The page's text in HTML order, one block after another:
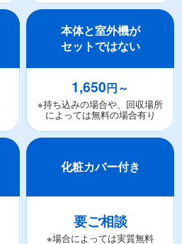
本体と室外機が
セットではない
1,650円～
※持ち込みの場合や、回収場所
によっては無料の場合有り
化粧カバー付き
要ご相談
※場合によっては実質無料